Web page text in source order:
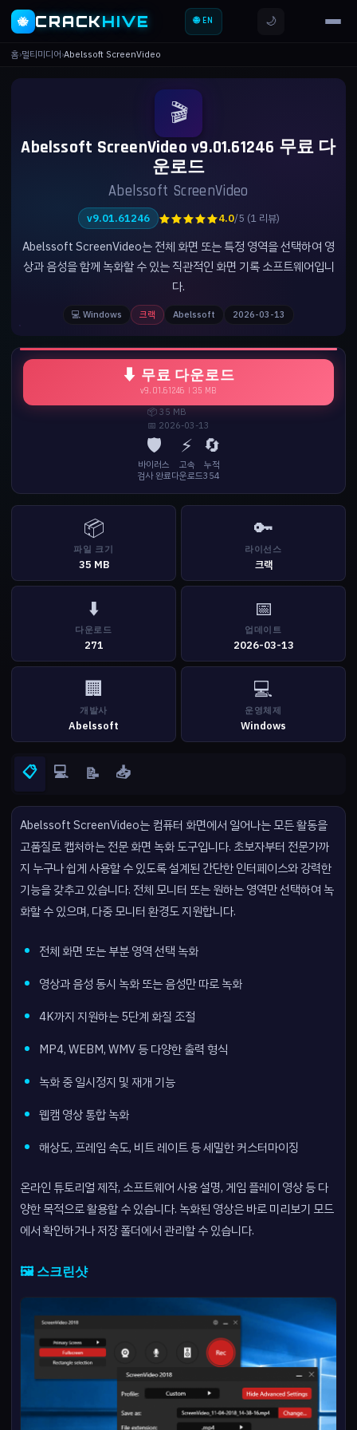
🐝 CRACKHIVE 🌐 EN 🌙
홈›멀티미디어›Abelssoft ScreenVideo
🎬
Abelssoft ScreenVideo v9.01.61246 무료 다
운로드
Abelssoft ScreenVideo
v9.01.61246 ★★★★★4.0/5 (1 리뷰)
Abelssoft ScreenVideo는 전체 화면 또는 특정 영역을 선택하여 영
상과 음성을 함께 녹화할 수 있는 직관적인 화면 기록 소프트웨어입니
다.
💻 Windows 크랙 Abelssoft 2026-03-13
⬇ 무료 다운로드
v9.01.61246 | 35 MB
📦 35 MB
📅 2026-03-13
🛡️
바이러스
검사 완료
⚡
고속
다운로드
🔄
누적
354
📦
파일 크기
35 MB
🔑
라이선스
크랙
⬇️
다운로드
271
📅
업데이트
2026-03-13
🏢
개발사
Abelssoft
💻
운영체제
Windows
📋 💻 📝 📥
Abelssoft ScreenVideo는 컴퓨터 화면에서 일어나는 모든 활동을
고품질로 캡처하는 전문 화면 녹화 도구입니다. 초보자부터 전문가까
지 누구나 쉽게 사용할 수 있도록 설계된 간단한 인터페이스와 강력한
기능을 갖추고 있습니다. 전체 모니터 또는 원하는 영역만 선택하여 녹
화할 수 있으며, 다중 모니터 환경도 지원합니다.
전체 화면 또는 부분 영역 선택 녹화
영상과 음성 동시 녹화 또는 음성만 따로 녹화
4K까지 지원하는 5단계 화질 조절
MP4, WEBM, WMV 등 다양한 출력 형식
녹화 중 일시정지 및 재개 기능
웹캠 영상 통합 녹화
해상도, 프레임 속도, 비트 레이트 등 세밀한 커스터마이징
온라인 튜토리얼 제작, 소프트웨어 사용 설명, 게임 플레이 영상 등 다
양한 목적으로 활용할 수 있습니다. 녹화된 영상은 바로 미리보기 모드
에서 확인하거나 저장 폴더에서 관리할 수 있습니다.
🖼️ 스크린샷